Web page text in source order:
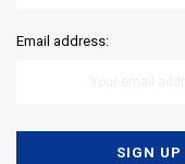
Email address: